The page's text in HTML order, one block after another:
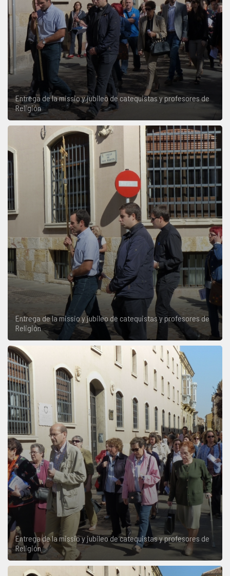
Entrega de la missio y jubileo de catequistas y profesores de
Religión
Entrega de la missio y jubileo de catequistas y profesores de
Religión
Entrega de la missio y jubileo de catequistas y profesores de
Religión